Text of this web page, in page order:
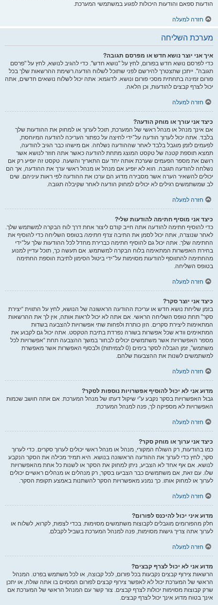
הודעות ספאם והודעות היכולות לפגוע במשתמשי המערכת.
חזרה למעלה
מערכת השליחה
איך אני יוצר נושא חדש או מפרסם תגובה?
כדי לפרסם נושא חדש בפורום, לחץ על "נושא חדש". כדי להגיב לנושא, לחץ על "פרסם
תגובה". ייתכן שתצטרך להירשם לפני שתוכל לשלוח הודעה.רשימת ההרשאות שלך בכל
פורום זמינה בתחתית מסכי פורום ונושא. לדוגמא: אתה יכול לשלוח נושאים חדשים, אתה
יכול לצרף קבצים להודעות, וכן הלאה.
חזרה למעלה
כיצד אני עורך או מוחק הודעה?
אם אינך מנהל או מנהל ראשי של המערכת, תוכל לערוך או למחוק את ההודעות שלך
בלבד. אתה יכול לערוך הודעה על־ידי לחיצה על כפתור העריכה להודעה המיוחסת,
לפעמים לזמן מוגבל בלבד לאחר שההודעה נשלחה. אם מישהו כבר הגיב להודעה,
תמצא תוספת קטנה של טקסט המוצג מתחת להודעה כאשר אתה חוזר לנושא אשר
רושם את מספר הפעמים שערכת אותה יחד עם התאריך והשעה. טקסט זה יופיע רק אם
נשלחה להודעה תגובה. הוא לא יופיע אם מנהל או מנהל ראשי ערך את ההודעה, אך הם
יכולים להשאיר הערה אשר מסבירה מדוע הם ערכו את ההודעה לפי ראות עיניהם. שים
לב שמשתמשים רגילים לא יכולים למחוק הודעה לאחר שקיבלה תגובה.
חזרה למעלה
כיצד אני מוסיף חתימה להודעות שלי?
כדי להוסיף חתימה להודעה אתה חייב קודם ליצור אחת דרך לוח הבקרה למשתמש שלך.
לאחר שנוצרה, אתה יכול לסמן את התיבה צרף חתימה בטופס השליחה כדי להוסיף את
החתימה שלך. אתה יכול גם להוסיף חתימה כברירת מחדל לכל ההודעות שלך על־ידי
בחירת האפשרות המתאימה בלוח הבקרה למשתמש. אם תעשה כך, תוכל עדיין למנוע
מהחתימה להתווסף להודעות מסוימות על־ידי ביטול הסימון לתיבת הוספת החתימה
בטופס השליחה.
חזרה למעלה
כיצד אני יוצר סקר?
בזמן שליחת נושא חדש או עריכת ההודעה הראשונה של הנושא, לחץ על התווית “יצירת
סקר” תחת טופס השליחה הראשי. אם אתה לא יכול לראות אותה, אין לך את ההרשאות
המתאימות ליצירת סקרים. הזן כותרת ולפחות שתי אפשרויות להצבעה בשדות
המתאימים וודא שכל אפשרות בשורה נפרדת בתיבת הטקסט. אתה יכול גם לקבוע את
מספר האפשרויות אשר משתמשים יכולים לבחור במשך ההצבעה תחת “אפשרויות לכל
משתמש”, זמן הגבלה לסקר בימים (0 לצמיתות) ולבסוף האפשרות אשר מאפשרת
למשתמשים לשנות את ההצבעות שלהם.
חזרה למעלה
מדוע אני לא יכול להוסיף אפשרויות נוספות לסקר?
גבול האפשרויות בסקר נקבע ע"י שיקול דעתו של מנהל המערכת. אם אתה חושב שכמות
האפשרויות לא מספיקה לך, פנה למנהל המערכת.
חזרה למעלה
כיצד אני ערוך או מוחק סקר?
כמו בהודעות, רק השולח המקורי, מנהל או מנהל ראשי יכולים לערוך סקרים. כדי לערוך
סקר, לחץ כדי לערוך את ההודעה הראשונה בנושא. היא תמיד מכילה את הסקר הנקבע
לנושא. אם אף אחד לא הצביע, ניתן למחוק את הסקר או לשנות כל אחת מהאפשרויות
שלו. עם זאת, אם משתמשים כבר הצביעו בסקר, רק מנהלים או מנהלים ראשיים יכולים
לערוך או למחוק אותו. כך נמנע מאפשרויות הסקר להשתנות באמצע תקופת הסקר.
חזרה למעלה
מדוע איני יכול להיכנס לפורום?
חלק מהפורומים מוגבלים לקבוצות משתמשים מסוימות. בכדי לצפות, לקרוא, לשלוח או
לערוך אתה צריך גישות מסוימות, פנה למנהל המערכת בשביל לקבלם.
חזרה למעלה
מדוע אני לא יכול לצרף קבצים?
הרשאות צירוף קבצים נקבעות בכל פורום, לכל קבוצה, או לכל משתמש בפרט. המנהל
הראשי של המערכת יכול לא לאפשר צירוף קבצים לפורום המסוים בו אתה שולח, או יתכן
שרק קבוצות מסוימות יכולות לצרף קבצים. צור קשר עם המנהל הראשי של המערכת אם
אינך בטוח מדוע אינך יכול לצרף קבצים.